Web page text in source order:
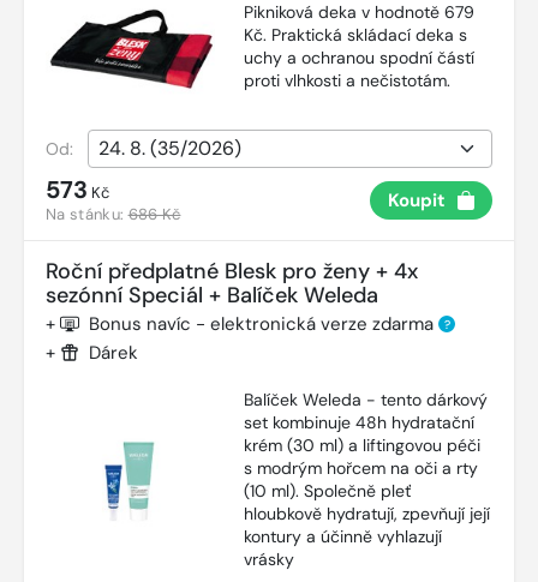
Pikniková deka v hodnotě 679
Kč. Praktická skládací deka s
uchy a ochranou spodní částí
proti vlhkosti a nečistotám.
Od:
573 Kč
Na stánku:686 Kč
Koupit
Roční předplatné Blesk pro ženy + 4x
sezónní Speciál + Balíček Weleda
+ Bonus navíc - elektronická verze zdarma ?
+ Dárek
Balíček Weleda - tento dárkový
set kombinuje 48h hydratační
krém (30 ml) a liftingovou péči
s modrým hořcem na oči a rty
(10 ml). Společně pleť
hloubkově hydratují, zpevňují její
kontury a účinně vyhlazují
vrásky